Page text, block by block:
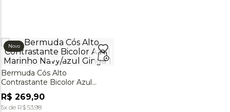
Novo
Bermuda Cós Alto
Contrastante Bicolor Azul
Marinho Navy/azul Ginga
R$ 269,90
5x de R$ 53,98